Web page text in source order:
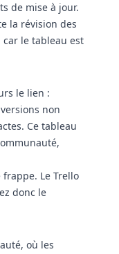
de mise à jour.
la révision des
car le tableau est
le lien :
non
Ce tableau
Le Trello
donc le
où les